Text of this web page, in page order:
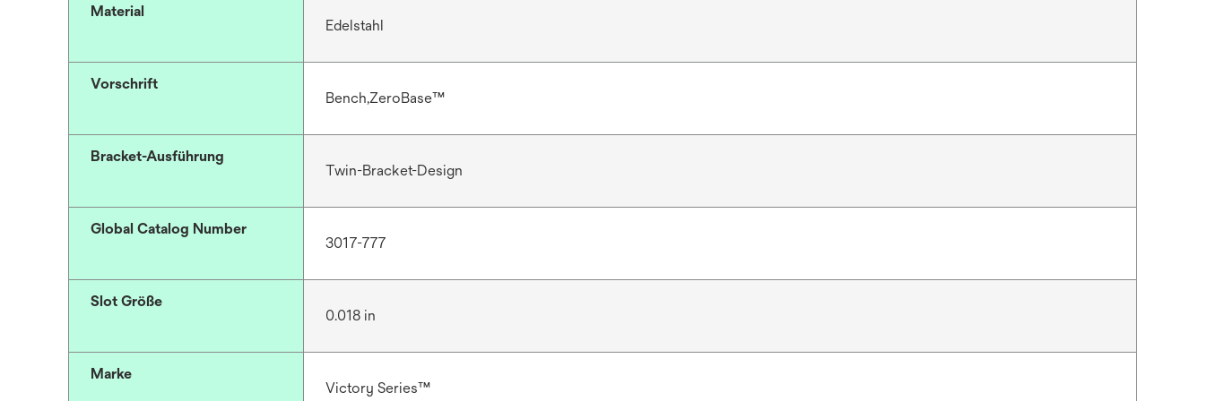
Material
Edelstahl
Vorschrift
Bench,ZeroBase™
Bracket-Ausführung
Twin-Bracket-Design
Global Catalog Number
3017-777
Slot Größe
0.018 in
Marke
Victory Series™